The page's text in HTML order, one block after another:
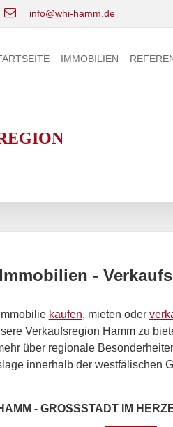
info@whi-hamm.de
IMMOBILIEN
-
kaufen, mieten oder
Verkaufsregion Hamm zu
über regionale
innerhalb der westfälischen
- GROSSSTADT IM